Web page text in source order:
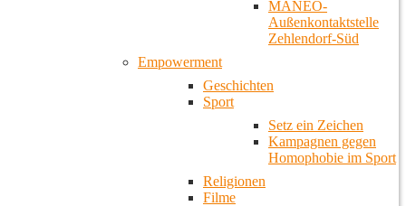
MANEO-
Außenkontaktstelle
Zehlendorf-Süd
Empowerment
Geschichten
Sport
Setz ein Zeichen
Kampagnen gegen
Homophobie im Sport
Religionen
Filme